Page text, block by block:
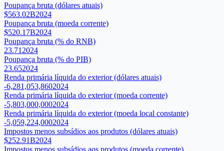
Poupança bruta (dólares atuais)
$563.02B2024
Poupança bruta (moeda corrente)
$520.17B2024
Poupança bruta (% do RNB)
23.71 2024
Poupança bruta (% do PIB)
23.652024
Renda primária líquida do exterior (dólares atuais)
-6,281,053,8602024
Renda primária líquida do exterior (moeda corrente)
-5,803,000,0002024
Renda primária líquida do exterior (moeda local constante)
-5,059,224,0002024
Impostos menos subsídios aos produtos (dólares atuais)
$252.91B2024
Impostos menos subsídios aos produtos (moeda corrente)